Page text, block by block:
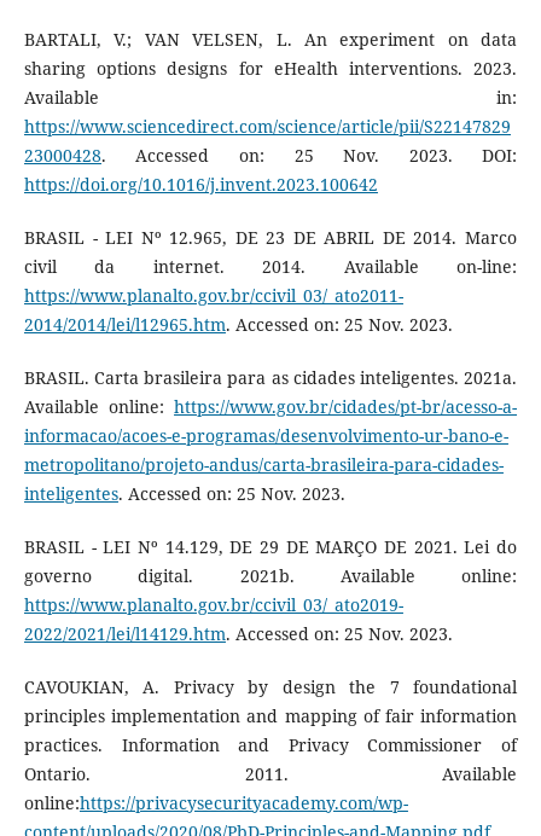
BARTALI, V.; VAN VELSEN, L. An experiment on data
sharing options designs for eHealth interventions. 2023.
Available in:
https://www.sciencedirect.com/science/article/pii/S22147829
23000428. Accessed on: 25 Nov. 2023. DOI:
https://doi.org/10.1016/j.invent.2023.100642
BRASIL - LEI Nº 12.965, DE 23 DE ABRIL DE 2014. Marco
civil da internet. 2014. Available on-line:
https://www.planalto.gov.br/ccivil_03/_ato2011-
2014/2014/lei/l12965.htm. Accessed on: 25 Nov. 2023.
BRASIL. Carta brasileira para as cidades inteligentes. 2021a.
Available online:https://www.gov.br/cidades/pt-br/acesso-a-
informacao/acoes-e-programas/desenvolvimento-ur-bano-e-
metropolitano/projeto-andus/carta-brasileira-para-cidades-
inteligentes. Accessed on: 25 Nov. 2023.
BRASIL - LEI Nº 14.129, DE 29 DE MARÇO DE 2021. Lei do
governo digital. 2021b. Available online:
https://www.planalto.gov.br/ccivil_03/_ato2019-
2022/2021/lei/l14129.htm. Accessed on: 25 Nov. 2023.
CAVOUKIAN, A. Privacy by design the 7 foundational
principles implementation and mapping of fair information
practices. Information and Privacy Commissioner of
Ontario. 2011. Available
online:https://privacysecurityacademy.com/wp-